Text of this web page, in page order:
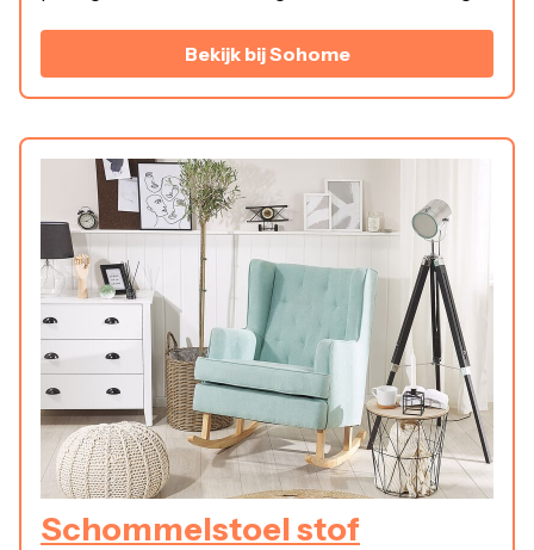
Bekijk bij Sohome
Schommelstoel stof